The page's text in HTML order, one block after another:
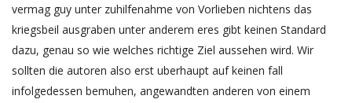
vermag guy unter zuhilfenahme von Vorlieben nichtens das
kriegsbeil ausgraben unter anderem eres gibt keinen Standard
dazu, genau so wie welches richtige Ziel aussehen wird. Wir
sollten die autoren also erst uberhaupt auf keinen fall
infolgedessen bemuhen, angewandten anderen von einem